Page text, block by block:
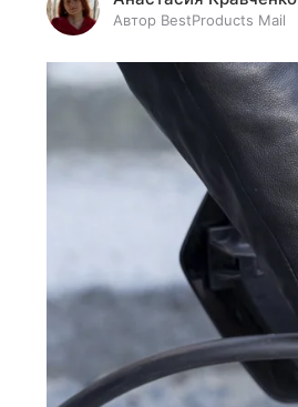
Автор BestProducts Mail